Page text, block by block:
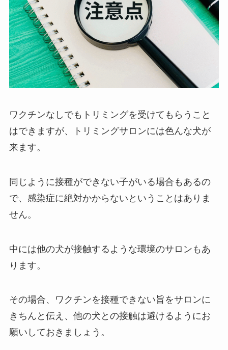
ワクチンなしでもトリミングを受けてもらうこと
はできますが、トリミングサロンには色んな犬が
来ます。
同じように接種ができない子がいる場合もあるの
で、感染症に絶対かからないということはありま
せん。
中には他の犬が接触するような環境のサロンもあ
ります。
その場合、ワクチンを接種できない旨をサロンに
きちんと伝え、他の犬との接触は避けるようにお
願いしておきましょう。